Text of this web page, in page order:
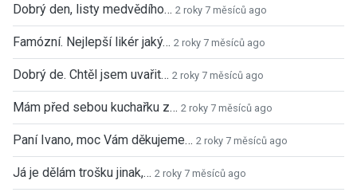
Dobrý den, listy medvědího… 2 roky 7 měsíců ago
Famózní. Nejlepší likér jaký… 2 roky 7 měsíců ago
Dobrý de. Chtěl jsem uvařit… 2 roky 7 měsíců ago
Mám před sebou kuchařku z… 2 roky 7 měsíců ago
Paní Ivano, moc Vám děkujeme… 2 roky 7 měsíců ago
Já je dělám trošku jinak,… 2 roky 7 měsíců ago